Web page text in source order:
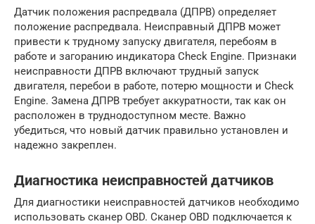
Датчик положения распредвала (ДПРВ) определяет
положение распредвала. Неисправный ДПРВ может
привести к трудному запуску двигателя, перебоям в
работе и загоранию индикатора Check Engine. Признаки
неисправности ДПРВ включают трудный запуск
двигателя, перебои в работе, потерю мощности и Check
Engine. Замена ДПРВ требует аккуратности, так как он
расположен в труднодоступном месте. Важно
убедиться, что новый датчик правильно установлен и
надежно закреплен.
Диагностика неисправностей датчиков
Для диагностики неисправностей датчиков необходимо
использовать сканер OBD. Сканер OBD подключается к